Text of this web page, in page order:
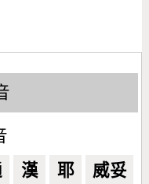
漢 耶 威妥